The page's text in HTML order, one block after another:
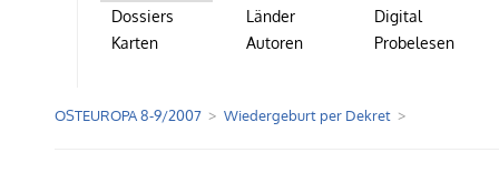
Dossiers
Karten
Länder
Autoren
Digital
Probelesen
OSTEUROPA 8-9/2007 Wiedergeburt per Dekret